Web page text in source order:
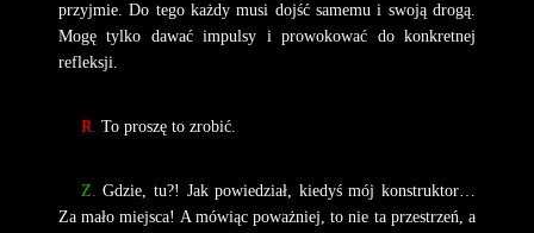
przyjmie. Do tego każdy musi dojść samemu i swoją drogą.
Mogę tylko dawać impulsy i prowokować do konkretnej
refleksji.
R. To proszę to zrobić.
Z. Gdzie, tu?! Jak powiedział, kiedyś mój konstruktor…
Za mało miejsca! A mówiąc poważniej, to nie ta przestrzeń, a